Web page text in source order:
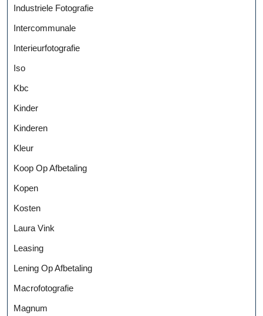
Industriele Fotografie
Intercommunale
Interieurfotografie
Iso
Kbc
Kinder
Kinderen
Kleur
Koop Op Afbetaling
Kopen
Kosten
Laura Vink
Leasing
Lening Op Afbetaling
Macrofotografie
Magnum